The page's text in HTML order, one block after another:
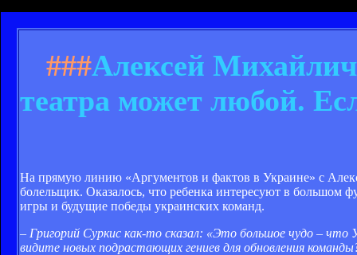
###Алексей
театра может любой.
На прямую линию «Аргументов и фактов в Украине» с
болельщик. Оказалось, что ребенка интересуют в большом
игры и будущие победы украинских команд.
– Григорий Суркис как-то сказал: «Это большое чудо –
видите новых подрастающих гениев для обновления